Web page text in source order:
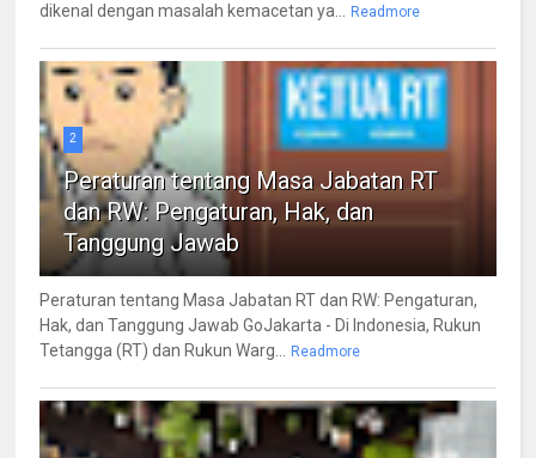
dikenal dengan masalah kemacetan ya... Readmore
2
Peraturan tentang Masa Jabatan RT
dan RW: Pengaturan, Hak, dan
Tanggung Jawab
Peraturan tentang Masa Jabatan RT dan RW: Pengaturan,
Hak, dan Tanggung Jawab GoJakarta - Di Indonesia, Rukun
Tetangga (RT) dan Rukun Warg... Readmore